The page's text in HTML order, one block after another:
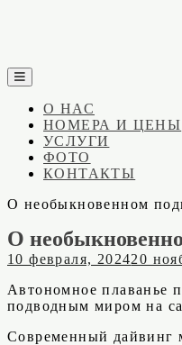
Кuprinn
Гостевой дом в Балаклаве
О НАС
НОМЕРА И ЦЕНЫ
УСЛУГИ
ФОТО
КОНТАКТЫ
О необыкновенном
О
10 февраля, 202420
Автономное плаванье
подводным миром на
Современный дайвинг